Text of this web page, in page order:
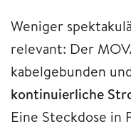
Weniger
relevant: Der
kabelgebunden
kontinuierliche
Eine Steckdose in